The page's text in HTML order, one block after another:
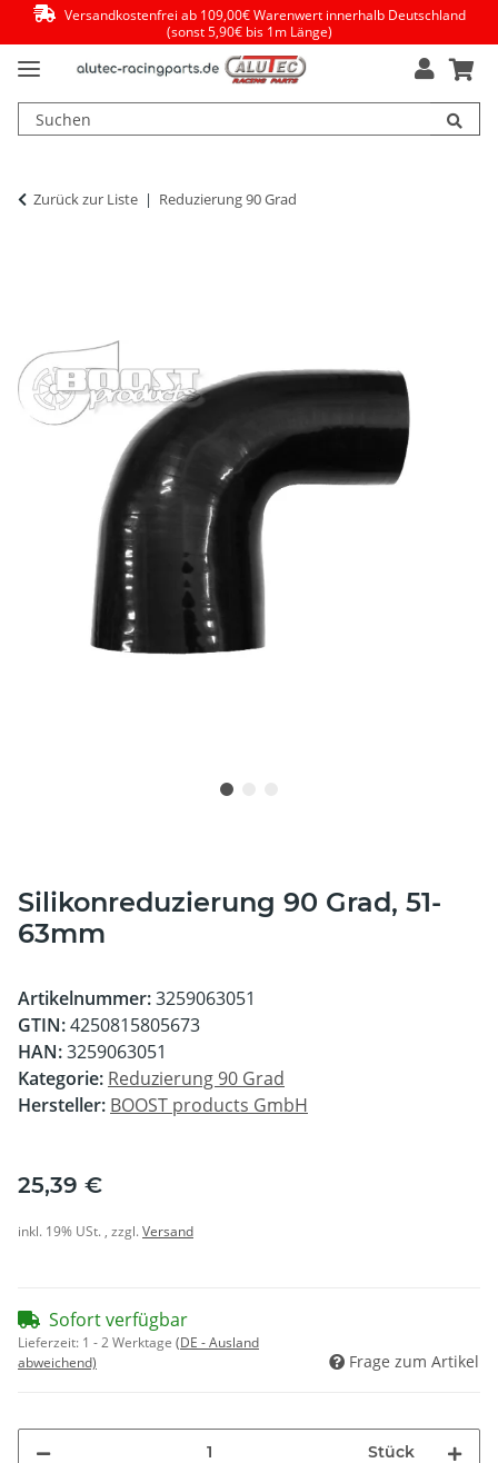
Versandkostenfrei ab 109,00€ Warenwert innerhalb Deutschland
(sonst 5,90€ bis 1m Länge)
Zurück zur Liste Reduzierung 90 Grad
Silikonreduzierung 90 Grad, 51-
63mm
Artikelnummer:3259063051
GTIN:4250815805673
HAN:3259063051
Kategorie: Reduzierung 90 Grad
Hersteller: BOOST products GmbH
25,39 €
inkl. 19% USt. , zzgl.Versand
Sofort verfügbar
Lieferzeit: 1 - 2 Werktage (DE - Ausland
abweichend)
Frage zum Artikel
Stück